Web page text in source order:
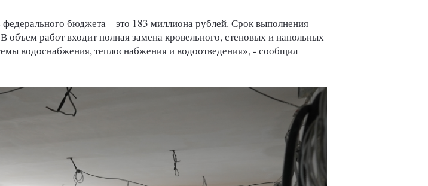
бюджета – это 183 миллиона рублей. Срок выполнения
работ входит полная замена кровельного, стеновых и напольных
водоснабжения, теплоснабжения и водоотведения», - сообщил